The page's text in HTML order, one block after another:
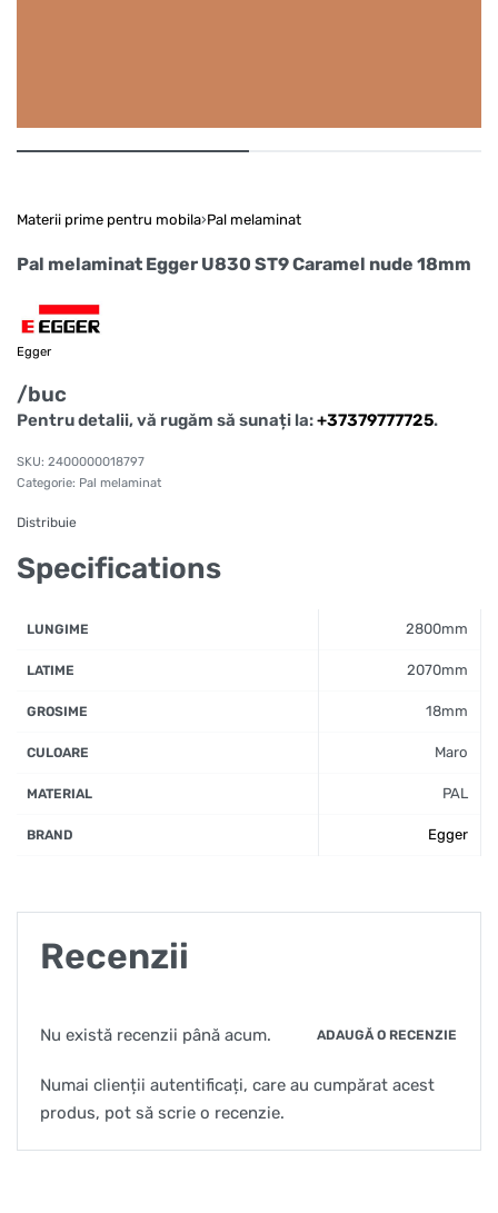
Materii prime pentru mobila›Pal melaminat
Pal melaminat Egger U830 ST9 Caramel nude 18mm
Egger
/buc
Pentru detalii, vă rugăm să sunați la:+37379777725.
2400000018797
Categorie: Pal melaminat
Distribuie
Specifications
LUNGIME 2800mm
LATIME 2070mm
GROSIME 18mm
CULOARE Maro
MATERIAL PAL
BRAND Egger
Recenzii
Nu există recenzii până acum. ADAUGĂ O RECENZIE
Numai clienții autentificați, care au cumpărat acest
produs, pot să scrie o recenzie.